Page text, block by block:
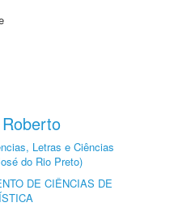
Letras e Ciências
do Rio Preto)
DE CIÊNCIAS DE